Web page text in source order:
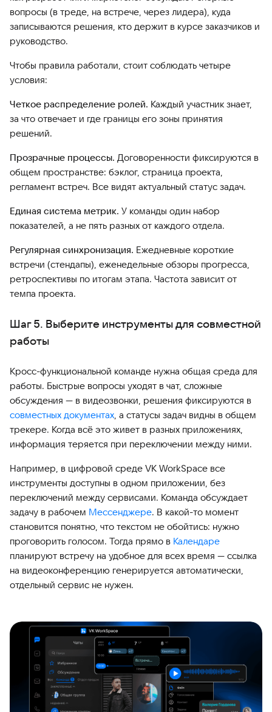
вопросы (в треде, на встрече, через лидера), куда
записываются решения, кто держит в курсе заказчиков и
руководство.
Чтобы правила работали, стоит соблюдать четыре
условия:
Четкое распределение ролей. Каждый участник знает,
за что отвечает и где границы его зоны принятия
решений.
Прозрачные процессы. Договоренности фиксируются в
общем пространстве: бэклог, страница проекта,
регламент встреч. Все видят актуальный статус задач.
Единая система метрик. У команды один набор
показателей, а не пять разных от каждого отдела.
Регулярная синхронизация. Ежедневные короткие
встречи (стендапы), еженедельные обзоры прогресса,
ретроспективы по итогам этапа. Частота зависит от
темпа проекта.
Шаг 5. Выберите инструменты для совместной
работы
Кросс-функциональной команде нужна общая среда для
работы. Быстрые вопросы уходят в чат, сложные
обсуждения — в видеозвонки, решения фиксируются в
совместных документах, а статусы задач видны в общем
трекере. Когда всё это живет в разных приложениях,
информация теряется при переключении между ними.
Например, в цифровой среде VK WorkSpace все
инструменты доступны в одном приложении, без
переключений между сервисами. Команда обсуждает
задачу в рабочем Мессенджере. В какой-то момент
становится понятно, что текстом не обойтись: нужно
проговорить голосом. Тогда прямо в Календаре
планируют встречу на удобное для всех время — ссылка
на видеоконференцию генерируется автоматически,
отдельный сервис не нужен.